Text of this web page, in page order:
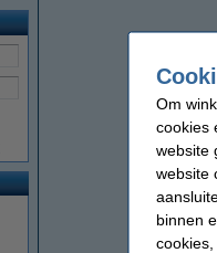
Om
cookies
website
website
binnen